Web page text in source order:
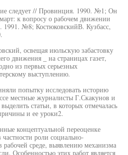
следует // Провинция. 1990. №1; Он
к вопросу о рабочем движении
1991. №8; КостюковскийВ. Кузбасс,
освещая июльскую забастовку
движения _ на страницах газет,
из первых серьезных
выступлению.
попытку исследовать историю
местные журналисты Г.Скакунов и
статьи, в которых отмечалась
и ее уроки2.
концептуальной переоценке
роли социально-
рабочей среде, выявлению механизма
Особенностью этих работ является